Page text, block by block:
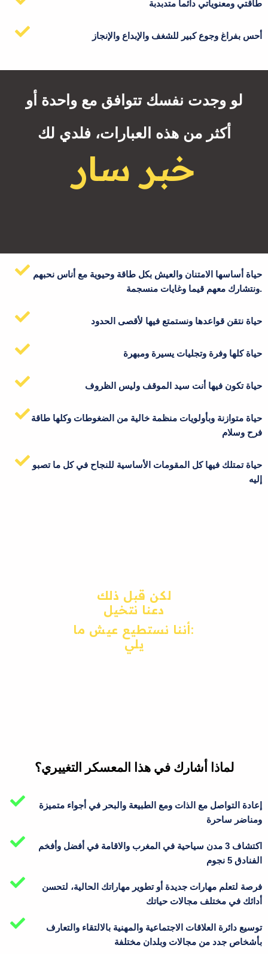
طاقتي ومعنوياتي دائما متدبدبة
أحس بفراغ وجوع كبير للشغف والإبداع والإنجاز
لو وجدت نفسك تتوافق مع واحدة أو
أكثر من هذه العبارات، فلدي لك
خبر سار
حياة أساسها الامتنان والعيش بكل طاقة وحيوية مع أناس نحبهم
ونتشارك معهم قيما وغايات منسجمة.
حياة نتقن قواعدها ونستمتع فيها لأقصى الحدود
حياة كلها وفرة وتجليات يسيرة ومبهرة
حياة تكون فيها أنت سيد الموقف وليس الظروف
حياة متوازنة وبأولويات منظمة خالية من الضغوطات وكلها طاقة
فرح وسلام
حياة تمتلك فيها كل المقومات الأساسية للنجاح في كل ما تصبو
إليه
لكن قبل ذلك
دعنا نتخيل
:أننا نستطيع عيش ما
يلي
لماذا أشارك في هذا المعسكر التغييري؟
إعادة التواصل مع الذات ومع الطبيعة والبحر في أجواء متميزة
ومناضر ساحرة
اكتشاف 3 مدن سياحية في المغرب والاقامة في أفضل وأفخم
الفنادق 5 نجوم
فرصة لتعلم مهارات جديدة أو تطوير مهاراتك الحالية، لتحسن
أدائك في مختلف مجالات حياتك
توسيع دائرة العلاقات الاجتماعية والمهنية بالالتقاء والتعارف